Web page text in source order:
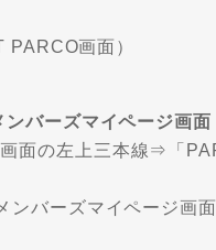
PARCO画面）
バーズマイページ画面
面の左上三本線⇒「
ンバーズマイページ画面